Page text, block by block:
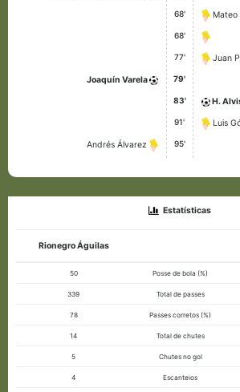
68' Mateo
68'
77' Juan
Joaquín Varela 79'
83' H.
91' Luis
Andrés Álvarez 95'
Estatísticas
Rionegro Águilas
50 Posse de bola (%)
339 Total de passes
78 Passes corretos (%)
14 Total de chutes
5 Chutes no gol
4 Escanteios